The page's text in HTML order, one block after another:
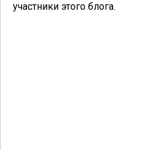
участники этого блога.